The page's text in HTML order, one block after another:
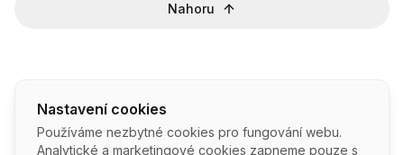
Nastavení cookies
Používáme nezbytné cookies pro fungování webu.
Analytické a marketingové cookies zapneme pouze s
Nahoru